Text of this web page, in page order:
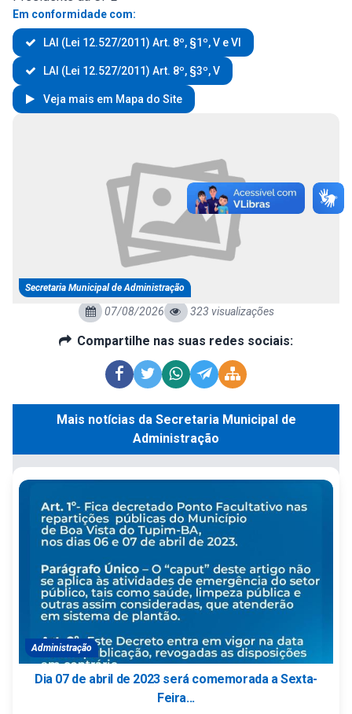
Em conformidade com:
LAI (Lei 12.527/2011) Art. 8º, §1º, V e VI
LAI (Lei 12.527/2011) Art. 8º, §3º, V
Veja mais em Mapa do Site
Secretaria Municipal de Administração
07/08/2026 323 visualizações
Compartilhe nas suas redes sociais:
Mais notícias da Secretaria Municipal de
Administração
Administração
Dia 07 de abril de 2023 será comemorada a Sexta-
Feira...